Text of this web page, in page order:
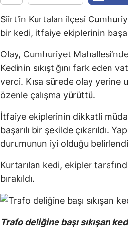
Siirt’in Kurtalan ilçesi
bir kedi, itfaiye ekiplerinin
Olay, Cumhuriyet
Kedinin sıkıştığını fark eden
verdi. Kısa sürede olay yerine
özenle çalışma yürüttü.
İtfaiye ekiplerinin dikkatli
başarılı bir şekilde çıkarıldı.
durumunun iyi olduğu
Kurtarılan kedi, ekipler
bırakıldı.
Trafo deliğine başı sıkışan